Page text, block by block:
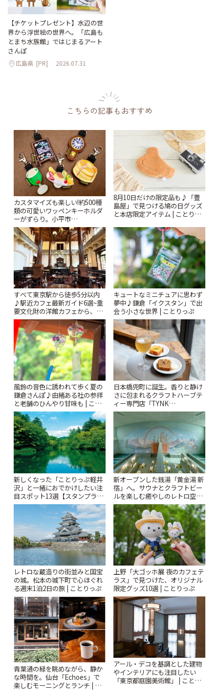
【チケットプレゼント】水辺の世
界から浮世絵の世界へ。「広島も
とまち水族館」ではじまるアート
さんぽ
広島県 [PR] 2026.07.31
こちらの記事もおすすめ
カスタマイズも楽しい!約500種
類の可愛いワッペンキーホルダ
ーがずらり。小平市
「Kimamaya T&K」 | ことりっ
ぷ
8月10日だけの限定品も♪「豊
島屋」で見つける鳩の日グッズ
と本店限定アイテム | ことりっ
すべて東京駅から徒歩5分以内
♪駅近カフェ最新ガイド6選~重
要文化財の洋館カフェから、改
札すぐのレトロ喫茶まで~ | こと
りっぷ
キュートなミニチュアに思わず
夢中♪鎌倉「イクスタン」で出
会う小さな世界 | ことりっぷ
風鈴の音色に誘われて歩く夏の
鎌倉さんぽ♪由緒ある社の参拝
と老舗のひんやり甘味も | こと
りっぷ
日本橋兜町に誕生。香りと静け
さに包まれるクラフトハーブテ
ィー専門店「TYNK
Kabutocho」 | ことりっぷ
新しくなった「ことりっぷ軽井
沢」と一緒におでかけしたい注
目スポット13選【スタンプラリ
ー開催中】 | ことりっぷ
新オープンした銭湯「黄金湯 新
宿」へ。サウナとクラフトビー
ルを楽しむ癒やしのレトロ空間
| ことりっぷ
レトロな蔵造りの街並みと国宝
の城。松本の城下町で心ほぐれ
る週末1泊2日の旅 | ことりっぷ
上野「大ゴッホ展 夜のカフェテ
ラス」で見つけた、オリジナル
限定グッズ10選 | ことりっぷ
青葉通の緑を眺めながら、静か
な時間を。仙台「Echoes」で
楽しむモーニングとランチ | こ
アール・デコを基調とした建物
やインテリアにも注目したい
「東京都庭園美術館」 | ことり